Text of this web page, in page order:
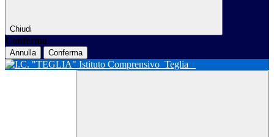
Chiudi
Conferma
Annulla Conferma
Istituto Comprensivo Teglia